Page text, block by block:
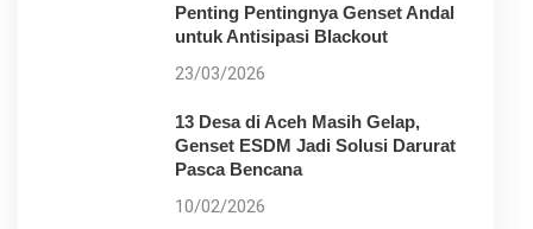
Penting Pentingnya Genset Andal
untuk Antisipasi Blackout
23/03/2026
13 Desa di Aceh Masih Gelap,
Genset ESDM Jadi Solusi Darurat
Pasca Bencana
10/02/2026